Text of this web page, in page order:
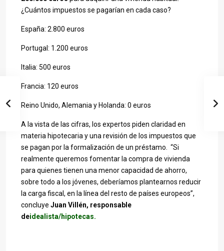
¿Cuántos impuestos se pagarían en cada caso?
España: 2.800 euros
Portugal: 1.200 euros
Italia: 500 euros
Francia: 120 euros
Reino Unido, Alemania y Holanda: 0 euros
A la vista de las cifras, los expertos piden claridad en
materia hipotecaria y una revisión de los impuestos que
se pagan por la formalización de un préstamo. “Si
realmente queremos fomentar la compra de vivienda
para quienes tienen una menor capacidad de ahorro,
sobre todo a los jóvenes, deberíamos plantearnos reducir
la carga fiscal, en la línea del resto de países europeos”,
concluye Juan Villén, responsable
deidealista/hipotecas.